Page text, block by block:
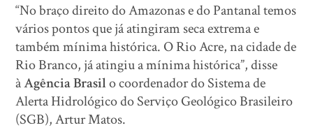
“No braço direito do Amazonas e do Pantanal temos
vários pontos que já atingiram seca extrema e
também mínima histórica. O Rio Acre, na cidade de
Rio Branco, já atingiu a mínima histórica”, disse
àAgência Brasilo coordenador do Sistema de
Alerta Hidrológico do Serviço Geológico Brasileiro
(SGB), Artur Matos.